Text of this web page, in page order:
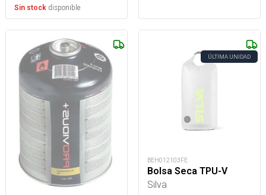
Sin stock disponible
ÚLTIMA UNIDAD
BEH012103FE
Bolsa Seca TPU-V
Silva